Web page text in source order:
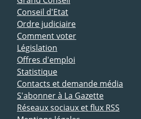
Conseil d'Etat
Ordre judiciaire
Comment voter
Législation
Offres d'emploi
Statistique
Contacts et demande média
S'abonner à La Gazette
Réseaux sociaux et flux RSS